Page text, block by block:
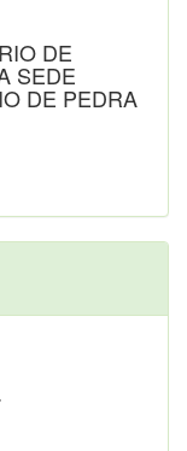
DE
SEDE
DE PEDRA